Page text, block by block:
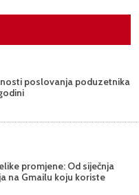
poslovanja poduzetnika
promjene: Od siječnja
na Gmailu koju koriste